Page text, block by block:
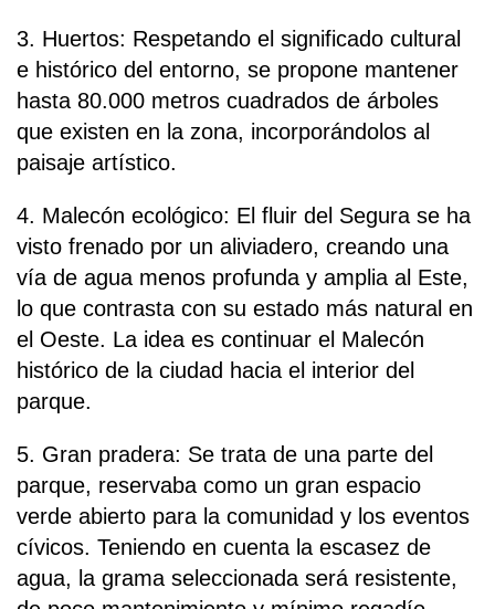
3. Huertos: Respetando el significado cultural
e histórico del entorno, se propone mantener
hasta 80.000 metros cuadrados de árboles
que existen en la zona, incorporándolos al
paisaje artístico.
4. Malecón ecológico: El fluir del Segura se ha
visto frenado por un aliviadero, creando una
vía de agua menos profunda y amplia al Este,
lo que contrasta con su estado más natural en
el Oeste. La idea es continuar el Malecón
histórico de la ciudad hacia el interior del
parque.
5. Gran pradera: Se trata de una parte del
parque, reservaba como un gran espacio
verde abierto para la comunidad y los eventos
cívicos. Teniendo en cuenta la escasez de
agua, la grama seleccionada será resistente,